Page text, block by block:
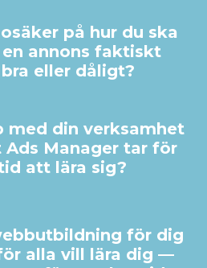
på hur du ska
annons faktiskt
eller dåligt?
med din verksamhet
Manager tar för
att lära sig?
för dig
alla vill lära dig —